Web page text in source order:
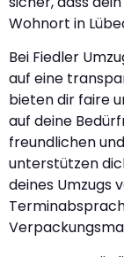
Wohnort in
Bei Fiedler
auf eine
bieten dir faire
auf deine
freundlichen
unterstützen
deines Umzugs